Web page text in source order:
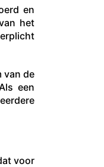
en
het
van de
een
voor